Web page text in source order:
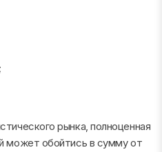
рынка, полноценная
может обойтись в сумму от